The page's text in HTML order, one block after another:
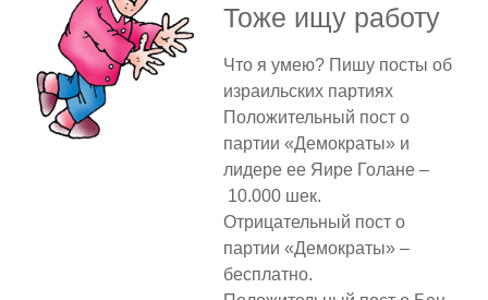
Тоже ищу работу
Что я умею? Пишу посты об
израильских партиях
Положительный пост о
партии «Демократы» и
лидере ее Яире Голане –
10.000 шек.
Отрицательный пост о
партии «Демократы» –
бесплатно.